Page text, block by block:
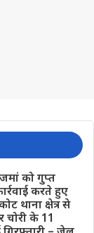
को गुप्त
करते हुए
थाना क्षेत्र से
के 11